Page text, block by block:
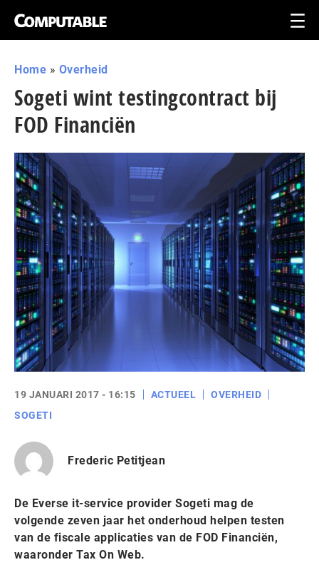
Home » Overheid
Sogeti wint testingcontract bij
FOD Financiën
19 JANUARI 2017 - 16:15 ACTUEEL
OVERHEID
SOGETI
Frederic Petitjean
De Everse it-service provider Sogeti mag de
volgende zeven jaar het onderhoud helpen testen
van de fiscale applicaties van de FOD Financiën,
waaronder Tax On Web.